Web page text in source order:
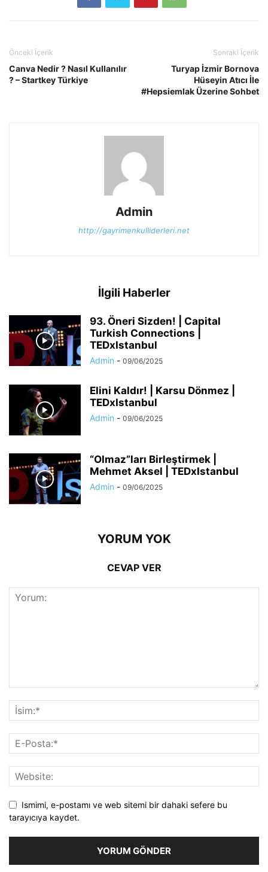
Önceki İçerik
Canva Nedir ? Nasıl Kullanılır
? – Startkey Türkiye
Sonraki İçerik
Turyap İzmir Bornova
Hüseyin Atıcı İle
#Hepsiemlak Üzerine Sohbet
Admin
http://gayrimenkulliderleri.net
İlgili Haberler
93. Öneri Sizden! | Capital
Turkish Connections |
TEDxIstanbul
Admin - 09/06/2025
Elini Kaldır! | Karsu Dönmez |
TEDxIstanbul
Admin - 09/06/2025
“Olmaz”ları Birleştirmek |
Mehmet Aksel | TEDxIstanbul
Admin - 09/06/2025
YORUM YOK
CEVAP VER
Ismimi, e-postamı ve web sitemi bir dahaki sefere bu
tarayıcıya kaydet.